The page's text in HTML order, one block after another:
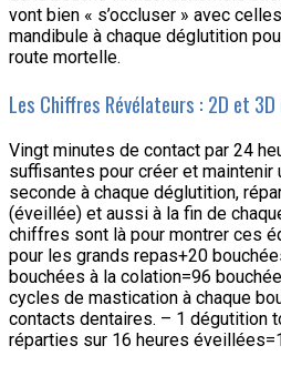
vont bien « s’occluser » avec
mandibule à chaque déglutition
route mortelle.
Les Chiffres Révélateurs : 2D et
Vingt minutes de contact par 24
suffisantes pour créer et maintenir
seconde à chaque déglutition,
(éveillée) et aussi à la fin de
chiffres sont là pour montrer ces
pour les grands repas+20
bouchées à la colation=96
cycles de mastication à chaque
contacts dentaires. – 1 dégutition
réparties sur 16 heures